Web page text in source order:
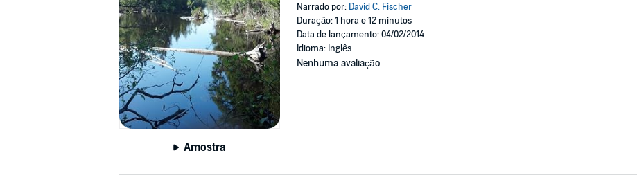
Amostra
Narrado por: David C. Fischer
Duração: 1 hora e 12 minutos
Data de lançamento: 04/02/2014
Idioma: Inglês
Nenhuma avaliação